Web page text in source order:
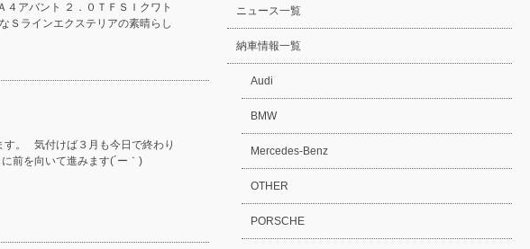
４アバント ２．０ＴＦＳＩクワト
Ｓラインエクステリアの素晴らし
。 気付けば３月も今日で終わり
前を向いて進みます(´ー｀)
ニュース一覧
納車情報一覧
Audi
BMW
Mercedes-Benz
OTHER
PORSCHE